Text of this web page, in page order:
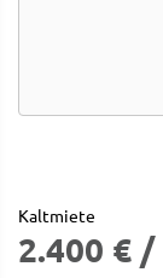
Kaltmiete
2.400 € /